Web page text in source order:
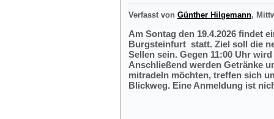
Verfasst von Günther Hilgemann,
Am Sontag den 19.4.2026 findet
Burgsteinfurt statt. Ziel soll die
Sellen sein. Gegen 11:00 Uhr
Anschließend werden Getränke
mitradeln möchten, treffen sich
Blickweg. Eine Anmeldung ist